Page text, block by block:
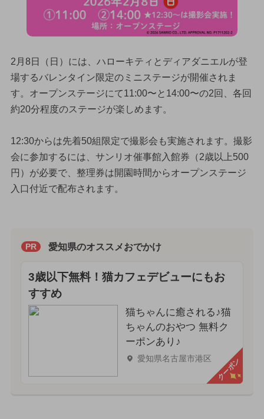
2月8日（日）には、ハローキティとディアダニエルが登
場するバレンタイン限定のミニステージが開催されま
す。オープンステージにて11:00〜と14:00〜の2回、各回
約20分程度のステージが楽しめます。
12:30からは先着50組限定で撮影会も実施されます。撮影
会に参加するには、サンリオ催事館入館券（2歳以上500
円）が必要で、整理券は開園時間からオープンステージ
入口付近で配布されます。
PR 愛知県のオススメおでかけ
3歳以下無料！猫カフェデビューにもお
すすめ
猫ちゃんに癒される♪猫
ちゃんのおやつ 無料ク
ーポンあり♪
愛知県名古屋市港区 クーポン